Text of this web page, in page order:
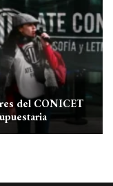
del CONICET